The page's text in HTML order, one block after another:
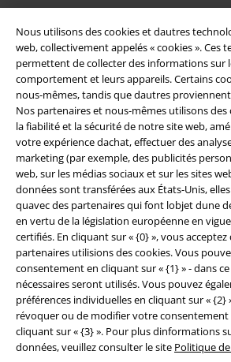
Nous utilisons des cookies et dautres
web, collectivement appelés « cookies ». Ces
permettent de collecter des informations sur
comportement et leurs appareils. Certains
nous-mêmes, tandis que dautres
Nos partenaires et nous-mêmes utilisons
la fiabilité et la sécurité de notre site web,
votre expérience dachat, effectuer des
marketing (par exemple, des publicités
web, sur les médias sociaux et sur les sites
données sont transférées aux États-Unis,
quavec des partenaires qui font lobjet dune
en vertu de la législation européenne en
certifiés. En cliquant sur « {0} », vous
partenaires utilisions des cookies. Vous
consentement en cliquant sur « {1} » - dans ce
nécessaires seront utilisés. Vous pouvez
préférences individuelles en cliquant sur « {2}
révoquer ou de modifier votre
cliquant sur « {3} ». Pour plus dinformations
données, veuillez consulter le site Politique
Légal
Conditions générales
Éditeur
Clauses de confidentialité
Élimination des déchets et protection de